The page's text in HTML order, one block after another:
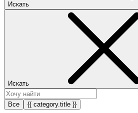
Искать
Искать
Все {{ category.title }}